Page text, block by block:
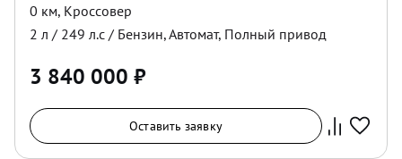
0 км, Кроссовер
2 л / 249 л.с / Бензин,Автомат, Полный привод
3 840 000 ₽
Оставить заявку